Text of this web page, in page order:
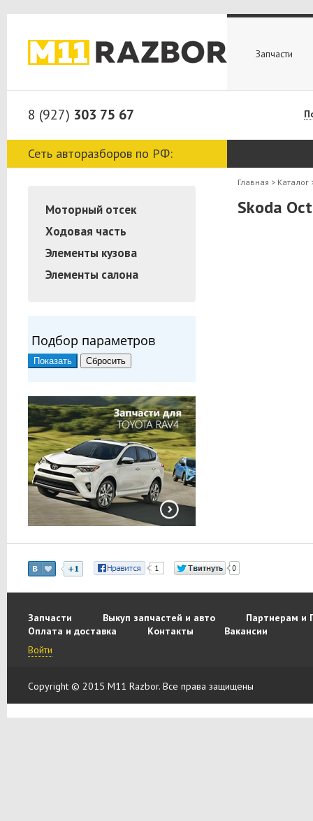
Запчасти
8 (927) 303 75 67
Сеть авторазборов по РФ:
Моторный отсек
Ходовая часть
Элементы кузова
Элементы салона
Подбор параметров
Главная > Каталог
Skoda
Запчасти Выкуп запчастей и авто
Партнерам и
Оплата и доставка
Контакты
Вакансии
Войти
Copyright © 2015 M11 Razbor. Все права защищены